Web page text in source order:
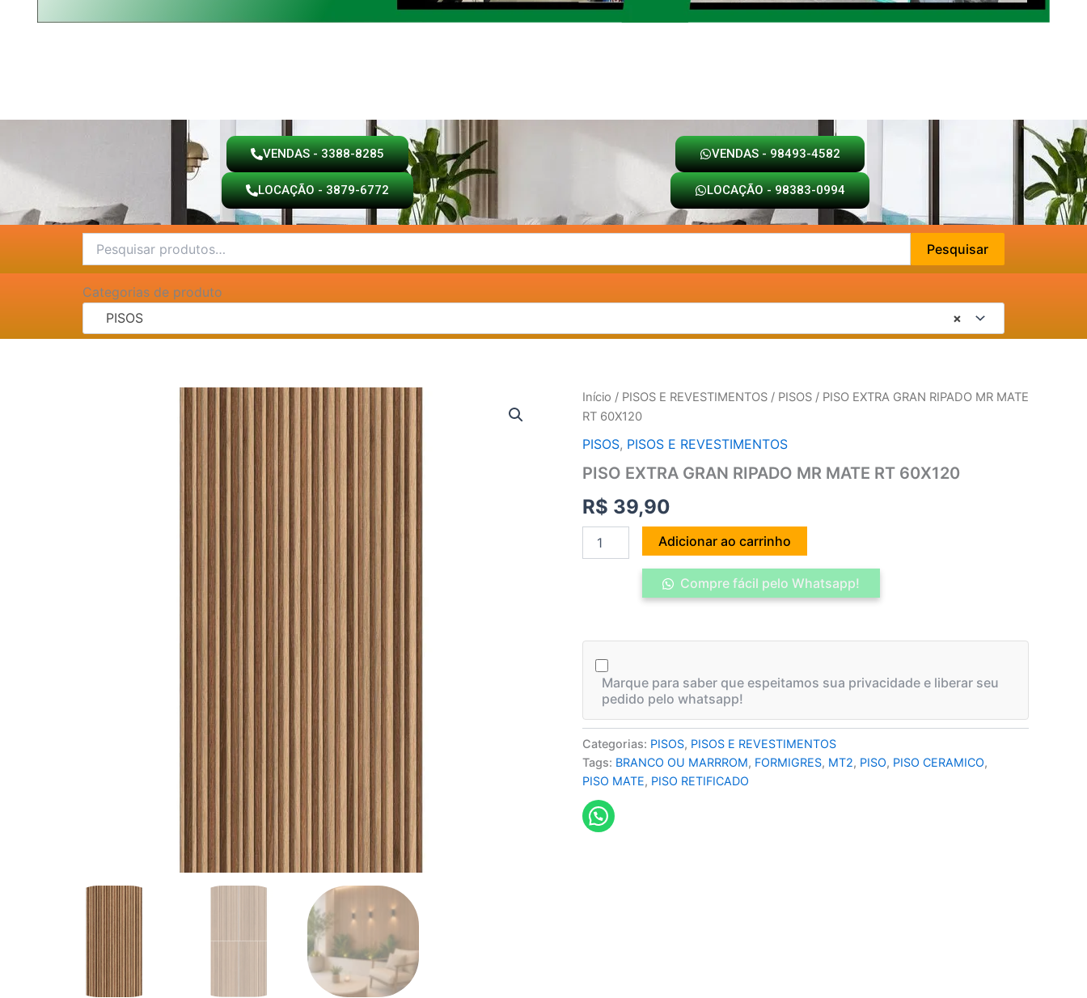
VENDAS - 3388-8285 VENDAS - 98493-4582
LOCAÇÃO - 3879-6772 LOCAÇÃO - 98383-0994
por:
Pesquisar
Categorias de produto
×
PISOS
Início / PISOS E REVESTIMENTOS / PISOS / PISO EXTRA GRAN RIPADO MR MATE
RT 60X120
PISOS, PISOS E REVESTIMENTOS
PISO EXTRA GRAN RIPADO MR MATE RT 60X120
R$ 39,90
PISO
EXTRA
RIPADO
MATE
60X120
quantidade
Adicionar ao carrinho
Compre fácil pelo Whatsapp!
Marque para saber que espeitamos sua privacidade e liberar seu
pedido pelo whatsapp!
Categorias: PISOS, PISOS E REVESTIMENTOS
Tags: BRANCO OU MARRROM, FORMIGRES, MT2, PISO, PISO CERAMICO,
PISO MATE, PISO RETIFICADO